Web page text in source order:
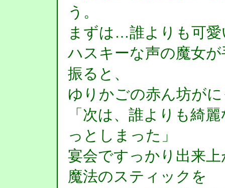
う。
まずは…誰よりも可
ハスキーな声の魔女
振ると、
ゆりかごの赤ん坊が
「次は、誰よりも綺
っとしまった」
宴会ですっかり出来
魔法のスティックを